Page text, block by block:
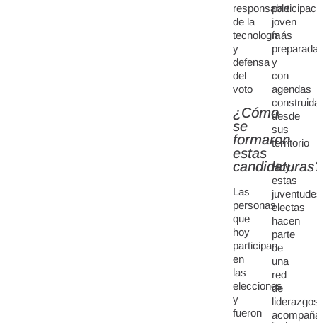
responsable
de la
tecnología
y
defensa
del
voto
¿Cómo
se
formaron
estas
Las
personas
que
hoy
participan
en
las
elecciones
y
fueron
joven
más
y
con
agendas
desde
sus
territorio
Hoy,
estas
electas
hacen
parte
de
una
red
de